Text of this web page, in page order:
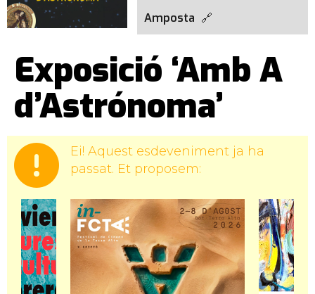
Amposta
Exposició ‘Amb A
d’Astrónoma’
Ei! Aquest esdeveniment ja ha
passat. Et proposem: